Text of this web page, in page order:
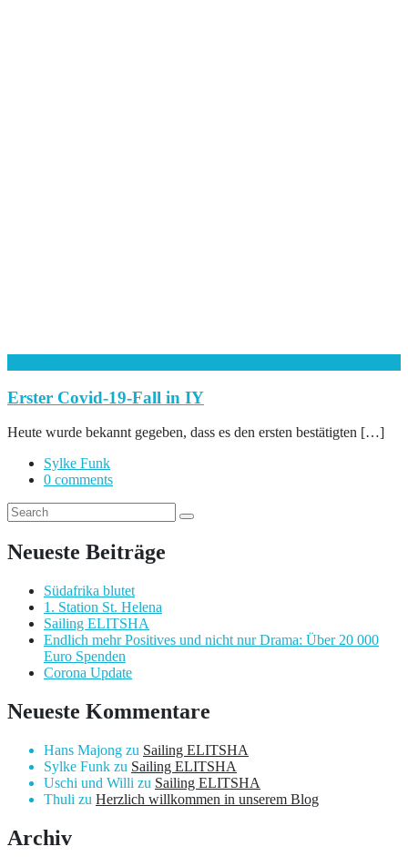
Erster Covid-19-Fall in IY
Heute wurde bekannt gegeben, dass es den ersten bestätigten […]
Sylke Funk
0 comments
Neueste Beiträge
Südafrika blutet
1. Station St. Helena
Sailing ELITSHA
Endlich mehr Positives und nicht nur Drama: Über 20 000
Euro Spenden
Corona Update
Neueste Kommentare
Hans Majong zu Sailing ELITSHA
Sylke Funk zu Sailing ELITSHA
Uschi und Willi zu Sailing ELITSHA
Thuli zu Herzlich willkommen in unserem Blog
Archiv